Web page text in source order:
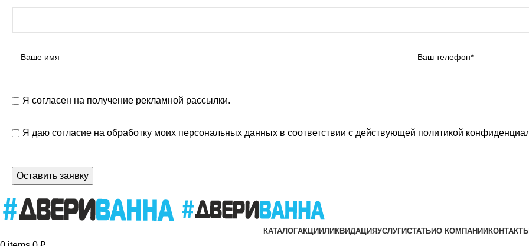
Я согласен на получение рекламной рассылки.
Я даю согласие на обработку моих персональных данных в соответствии с действующей политикой
КАТАЛОГАКЦИИЛИКВИДАЦИЯУСЛУГИСТАТЬИО КОМПАНИИ КОНТАКТЫ